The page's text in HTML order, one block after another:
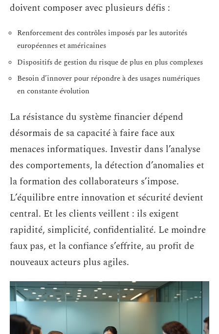
doivent composer avec plusieurs défis :
Renforcement des contrôles imposés par les autorités
européennes et américaines
Dispositifs de gestion du risque de plus en plus complexes
Besoin d’innover pour répondre à des usages numériques
en constante évolution
La résistance du système financier dépend
désormais de sa capacité à faire face aux
menaces informatiques. Investir dans l’analyse
des comportements, la détection d’anomalies et
la formation des collaborateurs s’impose.
L’équilibre entre innovation et sécurité devient
central. Et les clients veillent : ils exigent
rapidité, simplicité, confidentialité. Le moindre
faux pas, et la confiance s’effrite, au profit de
nouveaux acteurs plus agiles.